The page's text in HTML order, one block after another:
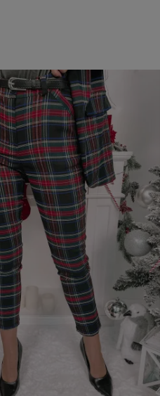
do koszyka